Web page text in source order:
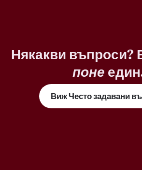
Някакви въпроси?
поне
Виж Често задавани